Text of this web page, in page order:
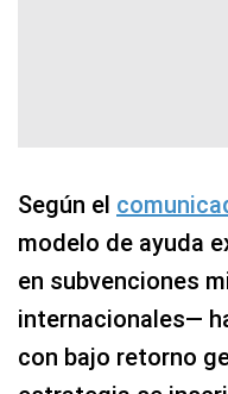
Según el
modelo de ayuda
en subvenciones
internacionales—
con bajo retorno